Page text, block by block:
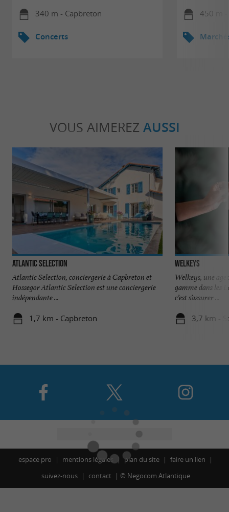
340 m - Capbreton
Concerts
450 m -
VOUS AIMEREZ AUSSI
Atlantic Selection
Atlantic Selection, conciergerie à Capbreton et
Hossegor Atlantic Selection est une conciergerie
indépendante ...
1,7 km - Capbreton
Welkeys
Welkeys, une
gamme dans les
c’est s’assurer ...
3,7 km -
espace pro mentions légales plan du site
faire un lien
suivez-nous
contact © Negocom Atlantique